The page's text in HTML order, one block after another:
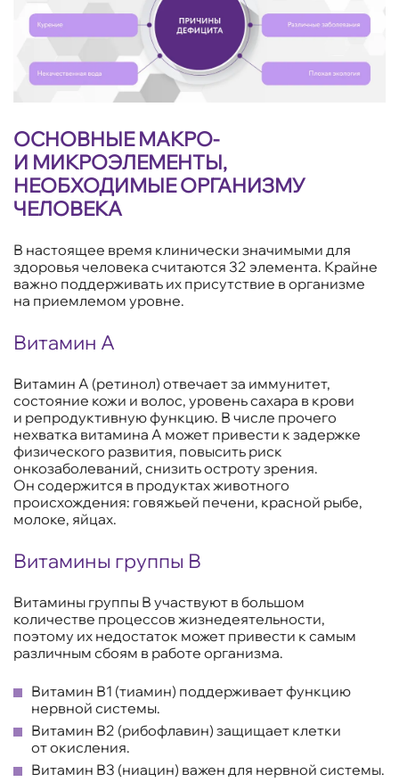
ОСНОВНЫЕ МАКРО-
И МИКРОЭЛЕМЕНТЫ,
НЕОБХОДИМЫЕ ОРГАНИЗМУ
ЧЕЛОВЕКА
В настоящее время клинически значимыми для
здоровья человека считаются 32 элемента. Крайне
важно поддерживать их присутствие в организме
на приемлемом уровне.
Витамин А
Витамин А (ретинол) отвечает за иммунитет,
состояние кожи и волос, уровень сахара в крови
и репродуктивную функцию. В числе прочего
нехватка витамина А может привести к задержке
физического развития, повысить риск
онкозаболеваний, снизить остроту зрения.
Он содержится в продуктах животного
происхождения: говяжьей печени, красной рыбе,
молоке, яйцах.
Витамины группы В
Витамины группы В участвуют в большом
количестве процессов жизнедеятельности,
поэтому их недостаток может привести к самым
различным сбоям в работе организма.
Витамин В1 (тиамин) поддерживает функцию
нервной системы.
Витамин В2 (рибофлавин) защищает клетки
от окисления.
Витамин В3 (ниацин) важен для нервной системы.